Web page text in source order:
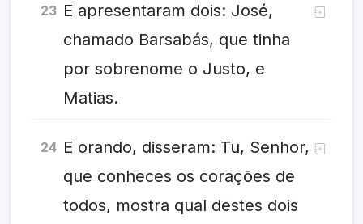
23 E apresentaram dois: José,
chamado Barsabás, que tinha
por sobrenome o Justo, e
Matias.
24 E orando, disseram: Tu, Senhor,
que conheces os corações de
todos, mostra qual destes dois